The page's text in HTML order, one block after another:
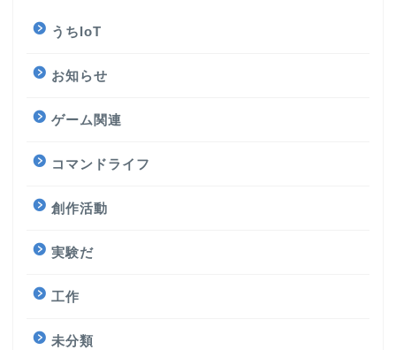
うちIoT
お知らせ
ゲーム関連
コマンドライフ
創作活動
実験だ
工作
未分類